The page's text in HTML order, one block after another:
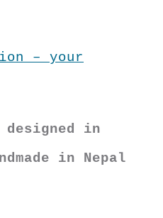
– your
designed in
in Nepal